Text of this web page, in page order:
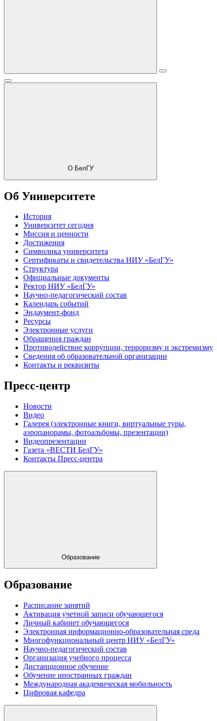
О БелГУ
Об Университете
История
Университет сегодня
Миссия и ценности
Достижения
Символика университета
Сертификаты и свидетельства НИУ «БелГУ»
Структура
Официальные документы
Ректор НИУ «БелГУ»
Научно-педагогический состав
Календарь событий
Эндаумент-фонд
Ресурсы
Электронные услуги
Обращения граждан
Противодействие коррупции, терроризму и экстремизму
Сведения об образовательной организации
Контакты и реквизиты
Пресс-центр
Новости
Видео
Галерея (электронные книги, виртуальные туры,
аэропанорамы, фотоальбомы, презентации)
Видеопрезентации
Газета «ВЕСТИ БелГУ»
Контакты Пресс-центра
Образование
Образование
Расписание занятий
Активация учетной записи обучающегося
Личный кабинет обучающегося
Электронная информационно-образовательная среда
Многофункциональный центр НИУ «БелГУ»
Научно-педагогический состав
Организация учебного процесса
Дистанционное обучение
Обучение иностранных граждан
Международная академическая мобильность
Цифровая кафедра